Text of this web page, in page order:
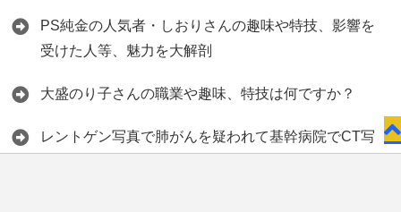
PS純金の人気者・しおりさんの趣味や特技、影響を
受けた人等、魅力を大解剖
大盛のり子さんの職業や趣味、特技は何ですか？
レントゲン写真で肺がんを疑われて基幹病院でCT写